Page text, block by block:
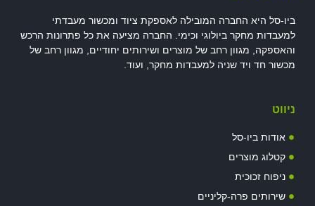
ביו-סל היא החברה המובילה לאספקת ציוד ומכשור מעבדתי
למעבדות מחקר ביולוגי וכימי. החברה מציעה את כל פתרונות הרכש
והאספקה, מגוון רחב של מוצרים ושירותים יחודיים, מגוון רחב של
מכשור חד ויד שניה למעבדות מחקר, ועוד.
ניווט
אודות ביו-סל
קטלוג מוצרים
ניפוח זכוכית
שירותים פרה-קליניים